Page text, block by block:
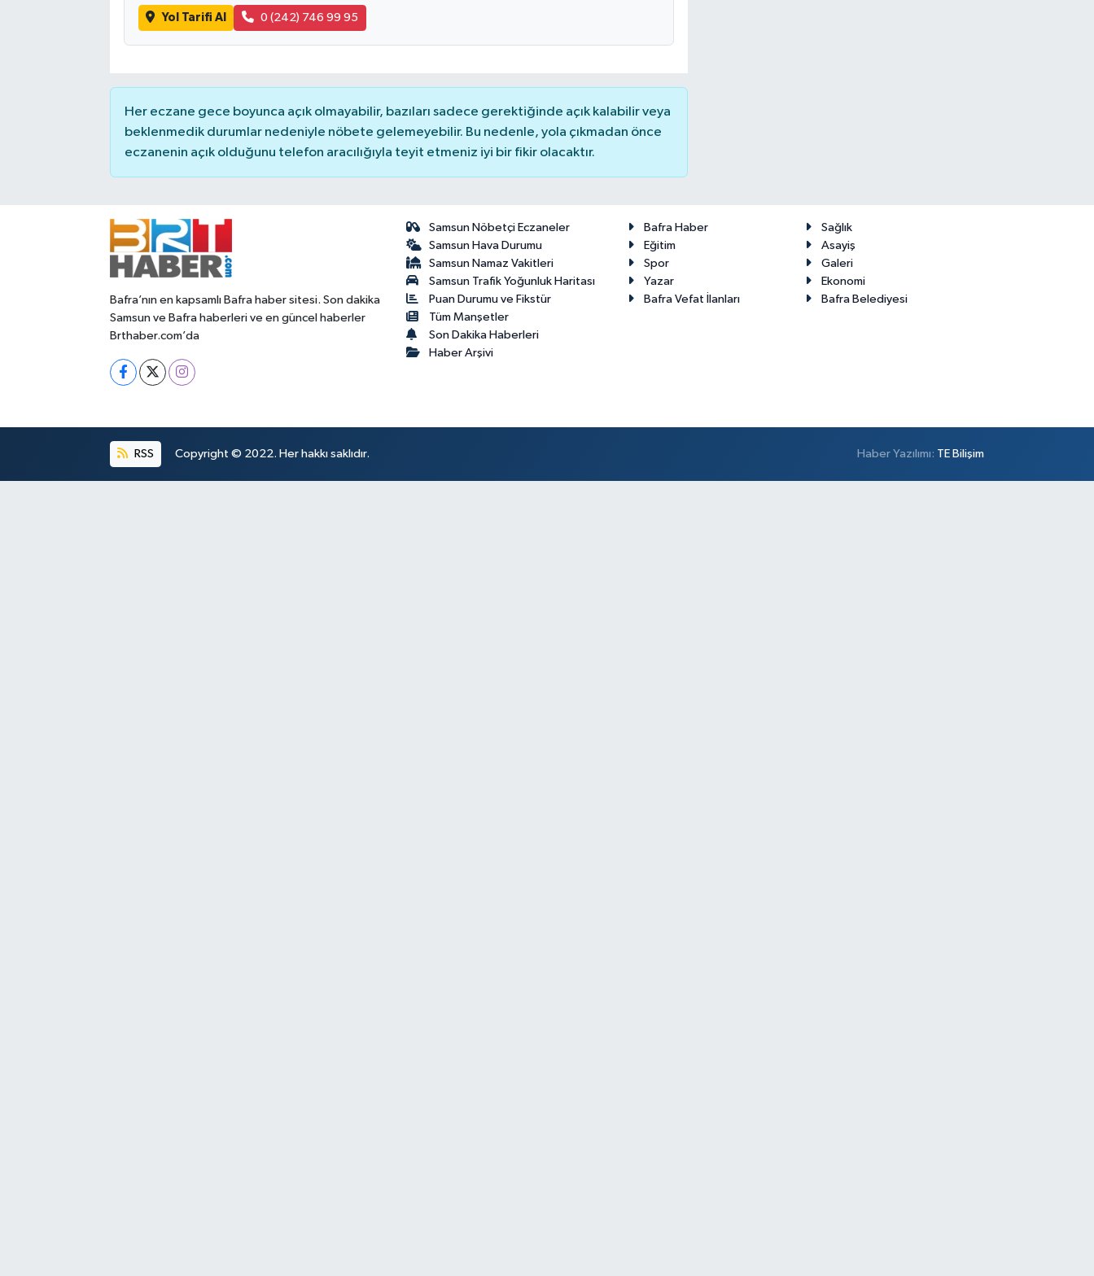
Yol Tarifi Al 0 (242) 746 99 95
Her eczane gece boyunca açık olmayabilir, bazıları sadece gerektiğinde açık kalabilir veya
beklenmedik durumlar nedeniyle nöbete gelemeyebilir. Bu nedenle, yola çıkmadan önce
eczanenin açık olduğunu telefon aracılığıyla teyit etmeniz iyi bir fikir olacaktır.
Bafra’nın en kapsamlı Bafra haber sitesi. Son dakika
Samsun ve Bafra haberleri ve en güncel haberler
Brthaber.com’da
Samsun Nöbetçi Eczaneler
Samsun Hava Durumu
Samsun Namaz Vakitleri
Samsun Trafik Yoğunluk Haritası
Puan Durumu ve Fikstür
Tüm Manşetler
Son Dakika Haberleri
Haber Arşivi
Bafra Haber
Sağlık
Eğitim
Asayiş
Spor
Galeri
Yazar
Ekonomi
Bafra Vefat İlanları
Bafra Belediyesi
RSS Copyright © 2022. Her hakkı saklıdır. Haber Yazılımı: TE Bilişim